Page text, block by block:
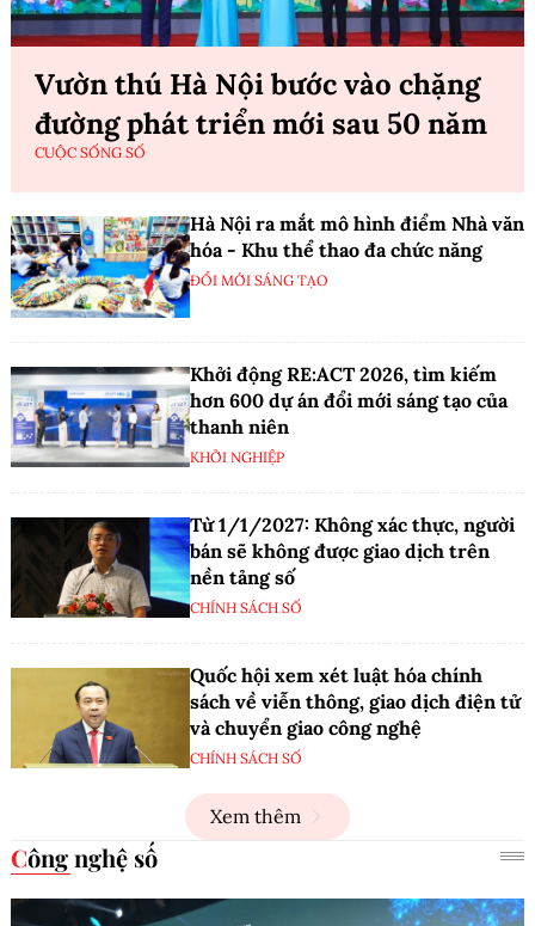
Vườn thú Hà Nội bước vào chặng
đường phát triển mới sau 50 năm
CUỘC SỐNG SỐ
Hà Nội ra mắt mô hình điểm Nhà văn
hóa - Khu thể thao đa chức năng
ĐỔI MỚI SÁNG TẠO
Khởi động RE:ACT 2026, tìm kiếm
hơn 600 dự án đổi mới sáng tạo của
thanh niên
KHỞI NGHIỆP
Từ 1/1/2027: Không xác thực, người
bán sẽ không được giao dịch trên
nền tảng số
CHÍNH SÁCH SỐ
Quốc hội xem xét luật hóa chính
sách về viễn thông, giao dịch điện tử
và chuyển giao công nghệ
CHÍNH SÁCH SỐ
Xem thêm
Công nghệ số